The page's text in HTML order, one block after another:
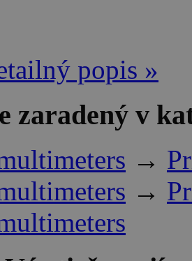
popis »
zaradený v
→
→